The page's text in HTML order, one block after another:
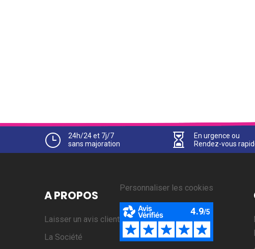
}
24h/24 et 7j/7
sans majoration

En urgence ou
Rendez-vous
A PROPOS
Laisser un avis client
La Société
Personnaliser les cookies